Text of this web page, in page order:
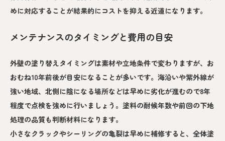
めに対応することが結果的にコストを抑える近道になります。
メンテナンスのタイミングと費用の目安
外壁の塗り替えタイミングは素材や立地条件で変わりますが、お
おむね10年前後が目安になることが多いです。海沿いや紫外線が
強い地域、北側に陰になる場所などは早めに劣化が進むので8年
程度で点検を強めに行いましょう。塗料の耐候年数や前回の下地
処理の品質も判断材料になります。
小さなクラックやシーリングの亀裂は早めに補修すると、全体塗